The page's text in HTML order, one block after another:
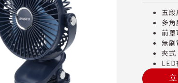
五段
多角
前罩
無刷
夾式
LED